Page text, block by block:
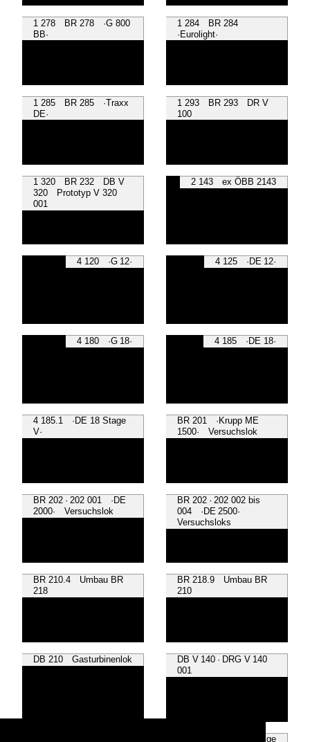
1 278 BR 278 ·G 800
BB·
1 284 BR 284
·Eurolight·
1 285 BR 285 ·Traxx
DE·
1 293 BR 293 DR V
100
1 320 BR 232 DB V
320 Prototyp V 320
001
2 143 ex ÖBB 2143
4 120 ·G 12· 4 125 ·DE 12·
4 180 ·G 18· 4 185 ·DE 18·
4 185.1 ·DE 18 Stage
V·
BR 201 ·Krupp ME
1500· Versuchslok
BR 202 · 202 001 ·DE
2000· Versuchslok
BR 202 · 202 002 bis
004 ·DE 2500·
Versuchsloks
BR 210.4 Umbau BR
218
BR 218.9 Umbau BR
210
DB 210 Gasturbinenlok
DB V 140 · DRG V 140
001
~ Sonstige